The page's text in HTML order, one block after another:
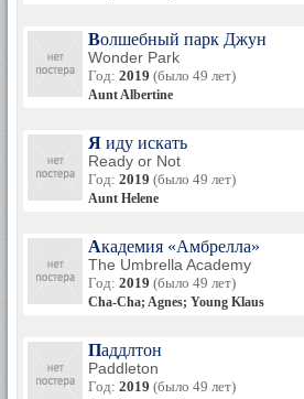
Волшебный парк Джун
Wonder Park
Год: 2019 (было 49 лет)
Aunt Albertine
Я иду искать
Ready or Not
Год: 2019 (было 49 лет)
Aunt Helene
Академия «Амбрелла»
The Umbrella Academy
Год: 2019 (было 49 лет)
Cha-Cha; Agnes; Young Klaus
Паддлтон
Paddleton
Год: 2019 (было 49 лет)